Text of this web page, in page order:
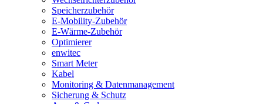
Speicherzubehör
E-Mobility-Zubehör
E-Wärme-Zubehör
Optimierer
enwitec
Smart Meter
Kabel
Monitoring & Datenmanagement
Sicherung & Schutz